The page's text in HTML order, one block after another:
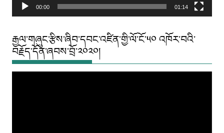
00:00 01:14
རྒྱལ་གཞུང་རྩིས་ཞིབ་དབང་འཛིན་གྱི་ལོ་ངོ་༥༠ འཁོར་བའི་
བརྗོད་དོན་ཞབས་བྲོ་༢༠༢༠།